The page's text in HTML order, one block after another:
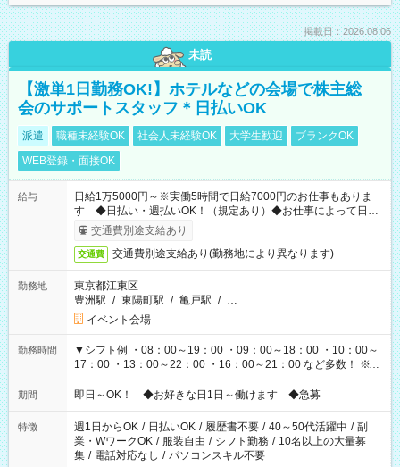
掲載日：2026.08.06
未読
【激単1日勤務OK!】ホテルなどの会場で株主総
会のサポートスタッフ＊日払いOK
派遣 職種未経験OK 社会人未経験OK 大学生歓迎
ブランクOK
WEB登録・面接OK
給与
日給1万5000円～※実働5時間で日給7000円のお仕事もありま
す ◆日払い・週払いOK！（規定あり）◆お仕事によって日給
も異なります
交通費別途支給あり
交通費 交通費別途支給あり(勤務地により異なります)
勤務地
東京都江東区
豊洲駅 / 東陽町駅 / 亀戸駅 / …
イベント会場
勤務時間
▼シフト例 ・08：00～19：00 ・09：00～18：00 ・10：00～
17：00 ・13：00～22：00 ・16：00～21：00 など多数！ ※お
仕事により勤務時間が異なります
期間 即日～OK！ ◆お好きな日1日～働けます ◆急募
特徴 週1日からOK / 日払いOK / 履歴書不要 / 40～50代活躍中 / 副
業・WワークOK / 服装自由 / シフト勤務 / 10名以上の大量募
集 / 電話対応なし / パソコンスキル不要